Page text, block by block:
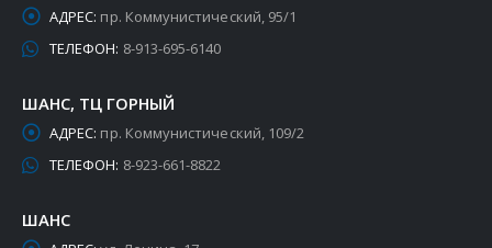
АДРЕС: пр. Коммунистический, 95/1
ТЕЛЕФОН: 8-913-695-6140
ШАНС, ТЦ ГОРНЫЙ
АДРЕС: пр. Коммунистический, 109/2
ТЕЛЕФОН: 8-923-661-8822
ШАНС